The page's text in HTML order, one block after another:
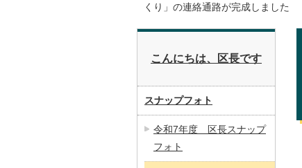
くり」の連絡通路が完成しました
こんにちは、区長です
スナップフォト
令和7年度 区長スナップ
フォト